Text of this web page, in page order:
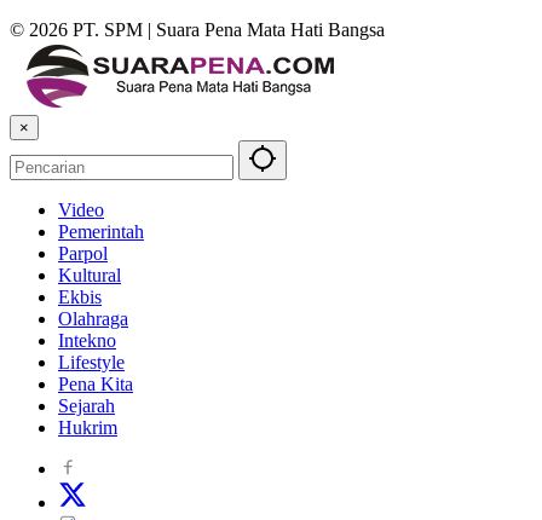
© 2026 PT. SPM | Suara Pena Mata Hati Bangsa
×
Video
Pemerintah
Parpol
Kultural
Ekbis
Olahraga
Intekno
Lifestyle
Pena Kita
Sejarah
Hukrim